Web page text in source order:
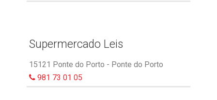
Supermercado Leis
15121 Ponte do Porto - Ponte do Porto
981 73 01 05